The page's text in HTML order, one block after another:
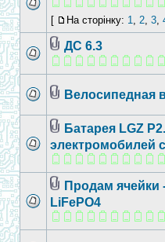
[
На сторінку: 1, 2, 3,
ДС 6.3
Велосипедная
Батарея LGZ
электромобилей с
Продам ячейки
LiFePO4